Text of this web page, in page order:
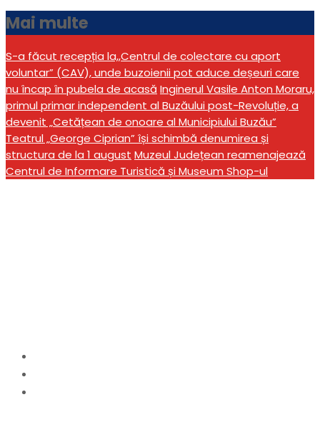
Mai multe
S-a făcut recepția la,,Centrul de colectare cu aport
voluntar” (CAV), unde buzoienii pot aduce deșeuri care
nu încap în pubela de acasă Inginerul Vasile Anton Moraru,
primul primar independent al Buzăului post-Revoluție, a
devenit „Cetățean de onoare al Municipiului Buzău”
Teatrul „George Ciprian” își schimbă denumirea și
structura de la 1 august Muzeul Județean reamenajează
Centrul de Informare Turistică și Museum Shop-ul